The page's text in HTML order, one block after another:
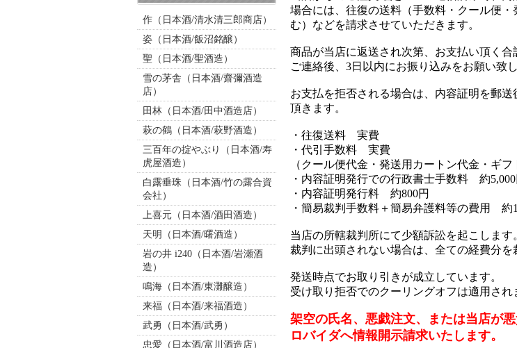
作（日本酒/清水清三郎商店）
姿（日本酒/飯沼銘醸）
聖（日本酒/聖酒造）
雪の茅舎（日本酒/齋彌酒造
店）
田林（日本酒/田中酒造店）
萩の鶴（日本酒/萩野酒造）
三百年の掟やぶり（日本酒/寿
虎屋酒造）
白露垂珠（日本酒/竹の露合資
会社）
上喜元（日本酒/酒田酒造）
天明（日本酒/曙酒造）
岩の井 i240（日本酒/岩瀬酒
造）
鳴海（日本酒/東灘醸造）
来福（日本酒/来福酒造）
武勇（日本酒/武勇）
忠愛（日本酒/富川酒造店）
場合には、往復の送料（手数料・クール便
む）などを請求させていただきます。
商品が当店に返送され次第、お支払い頂く
ご連絡後、3日以内にお振り込みをお願い致し
お支払を拒否される場合は、内容証明を郵
頂きます。
・往復送料 実費
・代引手数料 実費
（クール便代金・発送用カートン代金・ギ
・内容証明発行での行政書士手数料 約5,000
・内容証明発行料 約800円
・簡易裁判手数料＋簡易弁護料等の費用 約
当店の所轄裁判所にて少額訴訟を起こします
裁判に出頭されない場合は、全ての経費分
発送時点でお取り引きが成立しています。
受け取り拒否でのクーリングオフは適用され
架空の氏名、悪戯注文、または当店が
ロバイダへ情報開示請求いたします。